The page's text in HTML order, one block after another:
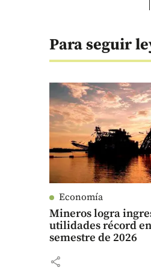
Para seguir
Economía
Mineros logra
utilidades récord
semestre de 2026
share